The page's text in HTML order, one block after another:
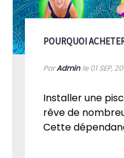
POURQUOI
ParAdminle 01SEP,
Installer une
rêve de
Cette